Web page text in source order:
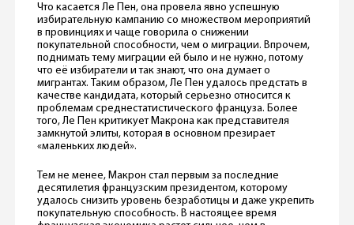
Что касается Ле Пен, она провела явно успешную
избирательную кампанию со множеством мероприятий
в провинциях и чаще говорила о снижении
покупательной способности, чем о миграции. Впрочем,
поднимать тему миграции ей было и не нужно, потому
что её избиратели и так знают, что она думает о
мигрантах. Таким образом, Ле Пен удалось предстать в
качестве кандидата, который серьезно относится к
проблемам среднестатистического француза. Более
того, Ле Пен критикует Макрона как представителя
замкнутой элиты, которая в основном презирает
«маленьких людей».
Тем не менее, Макрон стал первым за последние
десятилетия французским президентом, которому
удалось снизить уровень безработицы и даже укрепить
покупательную способность. В настоящее время